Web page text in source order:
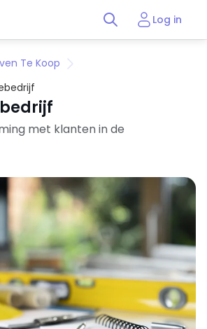
Log in
Te Koop
met klanten in de